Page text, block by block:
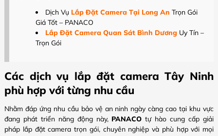
Dịch Vụ Lắp Đặt Camera Tại Long An Trọn Gói
Giá Tốt – PANACO
Lắp Đặt Camera Quan Sát Bình Dương Uy Tín –
Trọn Gói
Các dịch vụ lắp đặt camera Tây Ninh
phù hợp với từng nhu cầu
Nhằm đáp ứng nhu cầu bảo vệ an ninh ngày càng cao tại khu vực
đang phát triển năng động này, PANACO tự hào cung cấp giải
pháp lắp đặt camera trọn gói, chuyên nghiệp và phù hợp với mọi